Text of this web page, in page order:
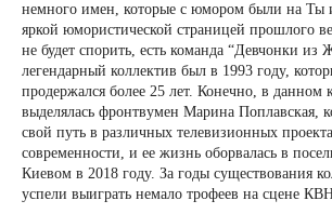
немного имен, которые с юмором были на Ты
яркой юмористической страницей прошлого
не будет спорить, есть команда “Девчонки
легендарный коллектив был в 1993 году,
продержался более 25 лет. Конечно, в данном
выделялась фронтвумен Марина Поплавская,
свой путь в различных телевизионных
современности, и ее жизнь оборвалась в
Киевом в 2018 году. За годы существования
успели выиграть немало трофеев на сцене